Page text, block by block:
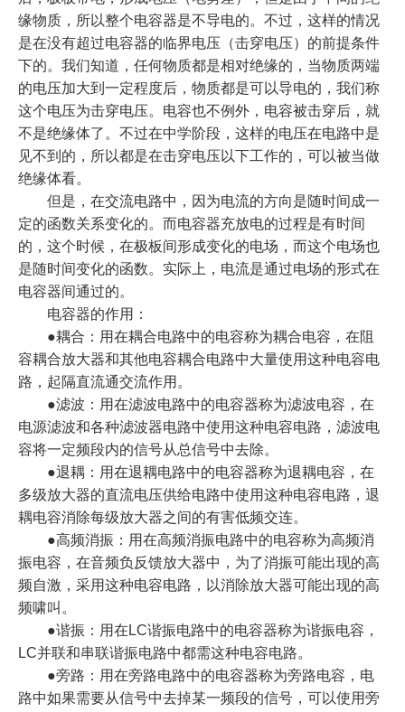
缘物质，所以整个电容器是不导电的。不过，这样的情况
是在没有超过电容器的临界电压（击穿电压）的前提条件
下的。我们知道，任何物质都是相对绝缘的，当物质两端
的电压加大到一定程度后，物质都是可以导电的，我们称
这个电压为击穿电压。电容也不例外，电容被击穿后，就
不是绝缘体了。不过在中学阶段，这样的电压在电路中是
见不到的，所以都是在击穿电压以下工作的，可以被当做
绝缘体看。
但是，在交流电路中，因为电流的方向是随时间成一
定的函数关系变化的。而电容器充放电的过程是有时间
的，这个时候，在极板间形成变化的电场，而这个电场也
是随时间变化的函数。实际上，电流是通过电场的形式在
电容器间通过的。
电容器的作用：
●耦合：用在耦合电路中的电容称为耦合电容，在阻
容耦合放大器和其他电容耦合电路中大量使用这种电容电
路，起隔直流通交流作用。
●滤波：用在滤波电路中的电容器称为滤波电容，在
电源滤波和各种滤波器电路中使用这种电容电路，滤波电
容将一定频段内的信号从总信号中去除。
●退耦：用在退耦电路中的电容器称为退耦电容，在
多级放大器的直流电压供给电路中使用这种电容电路，退
耦电容消除每级放大器之间的有害低频交连。
●高频消振：用在高频消振电路中的电容称为高频消
振电容，在音频负反馈放大器中，为了消振可能出现的高
频自激，采用这种电容电路，以消除放大器可能出现的高
频啸叫。
●谐振：用在LC谐振电路中的电容器称为谐振电容，
LC并联和串联谐振电路中都需这种电容电路。
●旁路：用在旁路电路中的电容器称为旁路电容，电
路中如果需要从信号中去掉某一频段的信号，可以使用旁